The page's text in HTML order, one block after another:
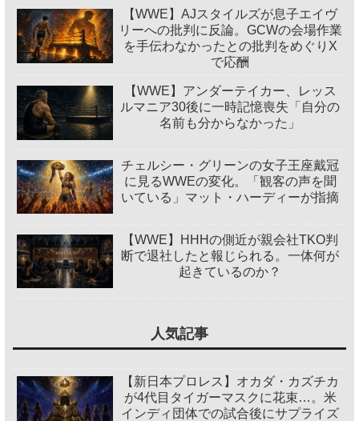
【WWE】AJスタイルズが息子エイヴ
リーへの批判に反論。GCWの会場作業
を手伝わなかったとの批判をめぐりX
で応酬
【WWE】アンダーテイカー、レッス
ルマニア30後に一時記憶喪失「自分の
名前も分からなかった」
チェルシー・グリーンの女子王座戴冠
に見るWWEの変化。「観客の声を聞
いている」マット・ハーディーが指摘
【WWE】HHHの側近が親会社TKO判
断で退社したと報じられる。一体何が
起きているのか？
人気記事
【新日本プロレス】オカダ・カズチカ
が4代目タイガーマスクに花束…。米
インディ団体での試合後にサプライズ